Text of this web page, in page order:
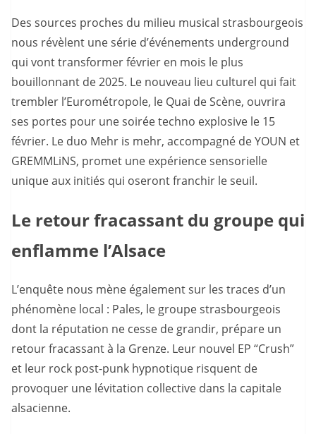
Des sources proches du milieu musical strasbourgeois
nous révèlent une série d’événements underground
qui vont transformer février en mois le plus
bouillonnant de 2025. Le nouveau lieu culturel qui fait
trembler l’Eurométropole, le Quai de Scène, ouvrira
ses portes pour une soirée techno explosive le 15
février. Le duo Mehr is mehr, accompagné de YOUN et
GREMMLiNS, promet une expérience sensorielle
unique aux initiés qui oseront franchir le seuil.
Le retour fracassant du groupe qui
enflamme l’Alsace
L’enquête nous mène également sur les traces d’un
phénomène local : Pales, le groupe strasbourgeois
dont la réputation ne cesse de grandir, prépare un
retour fracassant à la Grenze. Leur nouvel EP “Crush”
et leur rock post-punk hypnotique risquent de
provoquer une lévitation collective dans la capitale
alsacienne.